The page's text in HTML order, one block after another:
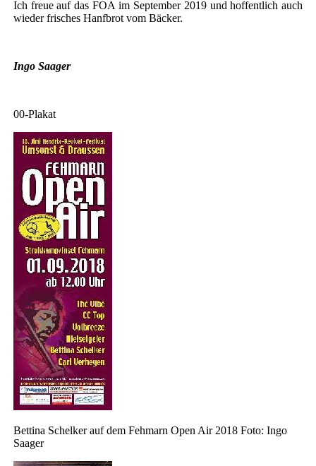
Ich freue auf das FOA im September 2019 und hoffentlich auch
wieder frisches Hanfbrot vom Bäcker.
Ingo Saager
00-Plakat
Bettina Schelker auf dem Fehmarn Open Air 2018 Foto: Ingo
Saager